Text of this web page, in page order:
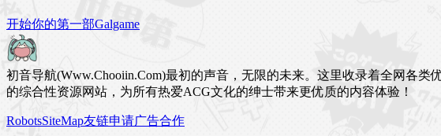
开始你的第一部Galgame
初音导航(Www.Chooiin.Com)最初的声音，无限的未来。这里收录着全网各
的综合性资源网站，为所有热爱ACG文化的绅士带来更优质的内容体验！
RobotsSiteMap友链申请广告合作